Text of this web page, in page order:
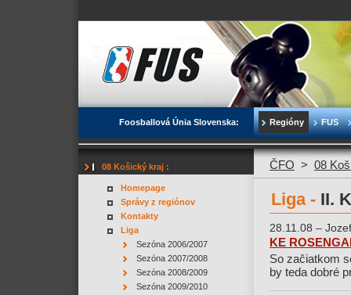
Foosballová Únia Slovenska: Regióny FUS
08 Košický kraj :
Homepage
Správy z regiónov
Kontakty
Liga
Sezóna 2006/2007
Sezóna 2007/2008
Sezóna 2008/2009
Sezóna 2009/2010
ČFO > 08
Liga - II.
28.11.08 –
KE
So začiatkom
by teda dobré